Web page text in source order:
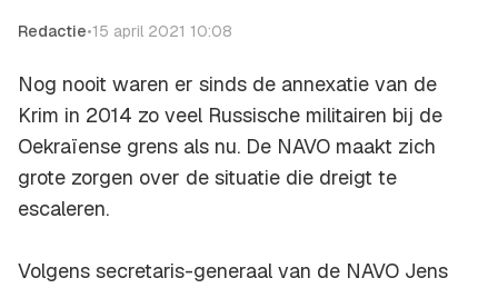
Redactie•15 april 2021 10:08
Nog nooit waren er sinds de annexatie van de
Krim in 2014 zo veel Russische militairen bij de
Oekraïense grens als nu. De NAVO maakt zich
grote zorgen over de situatie die dreigt te
escaleren.
Volgens secretaris-generaal van de NAVO Jens